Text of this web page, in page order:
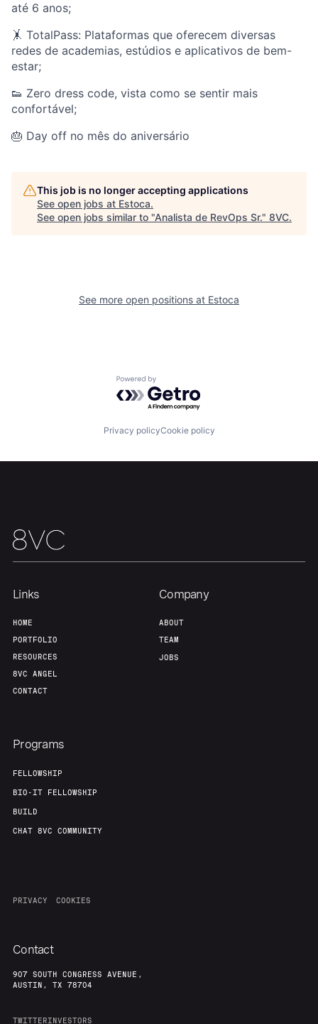
Team Contact
até 6 anos;
🤸 TotalPass: Plataformas que oferecem diversas
redes de academias, estúdios e aplicativos de bem-
estar;
👟 Zero dress code, vista como se sentir mais
confortável;
🎂 Day off no mês do aniversário
This job is no longer accepting applications
See open jobs at Estoca.
See open jobs similar to "Analista de RevOps Sr." 8VC.
See more open positions at Estoca
Powered by Getro.com
Privacy policyCookie policy
Links
HOME
PORTFOLIO
RESOURCES
8VC ANGEL
CONTACT
Company
ABOUT
TEAM
JOBS
Programs
FELLOWSHIP
BIO-IT FELLOWSHIP
BUILD
CHAT 8VC COMMUNITY
PRIVACY COOKIES
Contact
907 SOUTH CONGRESS AVENUE,
AUSTIN, TX 78704
TWITTERINVESTORS